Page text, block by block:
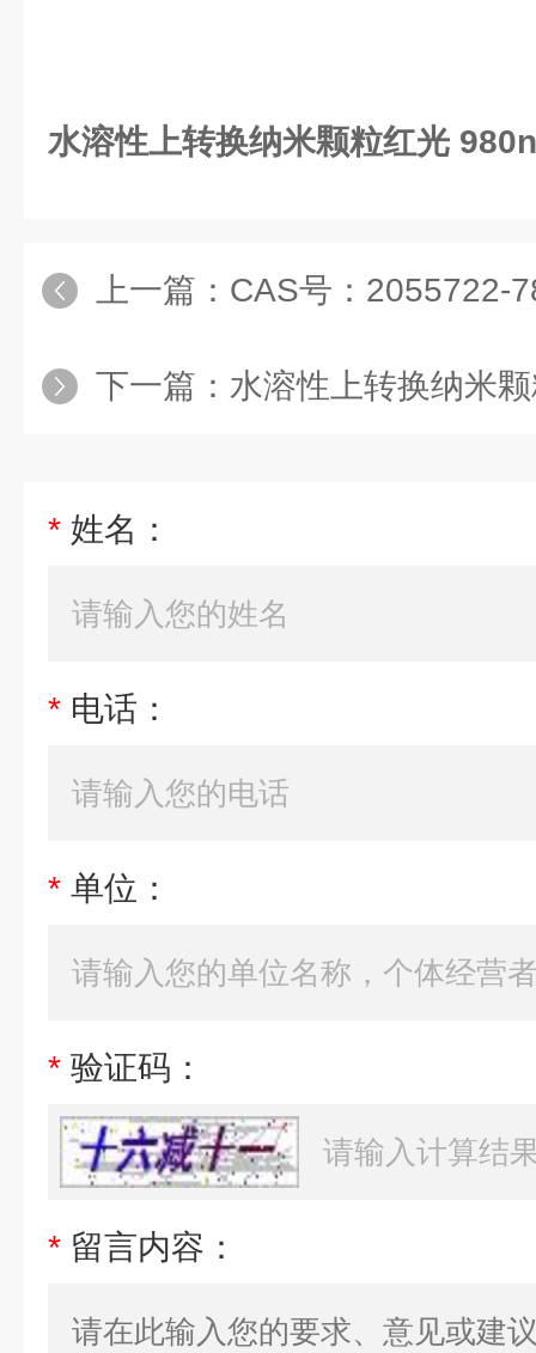
水溶性上转换纳米颗粒红光
上一篇： CAS号：2055722-78-4/乙基 2-溴
下一篇： 水溶性上转换纳米颗
* 姓名：
* 电话：
* 单位：
* 验证码：
* 留言内容：